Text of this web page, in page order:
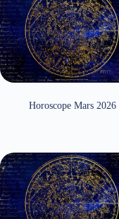
Horoscope Mars 2026